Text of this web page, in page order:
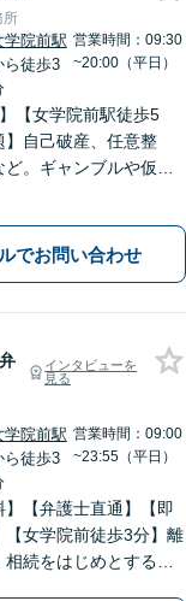
所
学院前駅
ら徒歩3
営業時間：09:30
~20:00（平日）
【女学院前駅徒歩5
】自己破産、任意整
。ギャンブルや仮想
さい【夜間土日祝相談
無料】【Zoom面談可】
でお問い合わせ
弁
インタビューを
見る
学院前駅
ら徒歩3
営業時間：09:00
~23:55（平日）
】【弁護士直通】【即
【女学院前徒歩3分】離
続をはじめとする身